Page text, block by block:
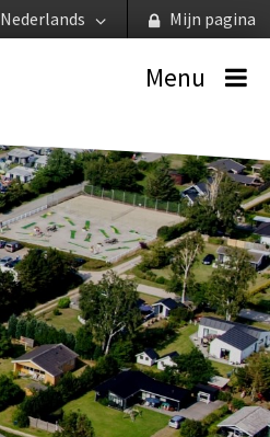
Mijn pagina
Nederlands
Menu